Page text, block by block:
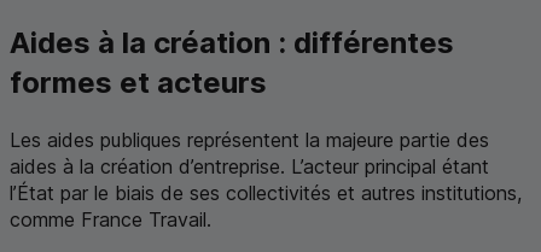
Aides à la création : différentes
formes et acteurs
Les aides publiques représentent la majeure partie des
aides à la création d’entreprise. L’acteur principal étant
l’État par le biais de ses collectivités et autres institutions,
comme France Travail.